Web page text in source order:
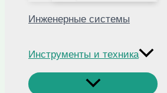
Инженерные системы
Инструменты и техника